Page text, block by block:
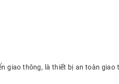
giao thông, là thiết bị an toàn giao